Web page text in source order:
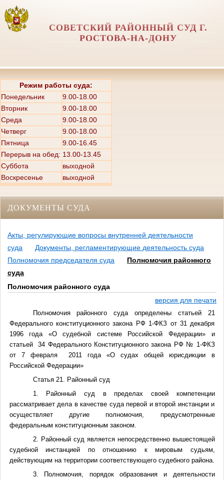
СОВЕТСКИЙ РАЙОННЫЙ СУД Г.
РОСТОВА-НА-ДОНУ
Режим работы суда:
Понедельник
9.00-18.00
Вторник
9.00-18.00
Среда
9.00-18.00
Четверг
9.00-18.00
Пятница
9.00-16.45
Перерыв на обед: 13.00-13.45
Суббота
выходной
Воскресенье
выходной
ДОКУМЕНТЫ СУДА
Акты, регулирующие вопросы внутренней деятельности
суда
Документы, регламентирующие деятельность суда
Полномочия председателя суда
Полномочия районного
суда
Полномочия районного суда
версия для печати
Полномочия районного суда определены статьей 21
Федерального конституционного закона РФ 1-ФКЗ от 31 декабря
1996 года «О судебной системе Российской Федерации» и
статьей 34 Федерального Конституционного закона РФ № 1-ФКЗ
от 7 февраля 2011 года «О судах общей юрисдикции в
Российской Федерации»
Статья 21. Районный суд
1. Районный суд в пределах своей компетенции
рассматривает дела в качестве суда первой и второй инстанции и
осуществляет другие полномочия, предусмотренные
федеральным конституционным законом.
2. Районный суд является непосредственно вышестоящей
судебной инстанцией по отношению к мировым судьям,
действующим на территории соответствующего судебного района.
3. Полномочия, порядок образования и деятельности